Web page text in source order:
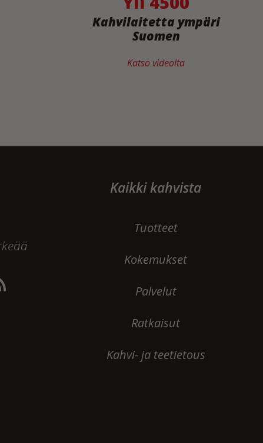
Kahvilaitetta ympäri
Suomen
Katso videolta
Kaikki kahvista
Tuotteet
Kokemukset
Palvelut
Ratkaisut
Kahvi- ja teetietous